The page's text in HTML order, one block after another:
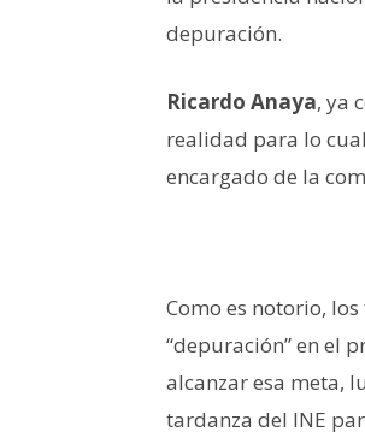
depuración.
Ricardo Anaya, ya
realidad para lo
encargado de la
Como es notorio,
“depuración” en el
alcanzar esa meta,
tardanza del INE